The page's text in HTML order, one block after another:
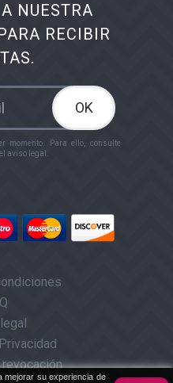
NUESTRA
RECIBIR
OK
momento. Para ello, consulte
aviso legal.
mejorar su experiencia de